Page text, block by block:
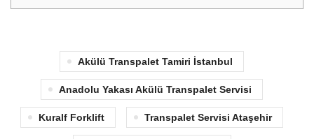
Akülü Transpalet Tamiri İstanbul
Anadolu Yakası Akülü Transpalet Servisi
Kuralf Forklift Transpalet Servisi Ataşehir